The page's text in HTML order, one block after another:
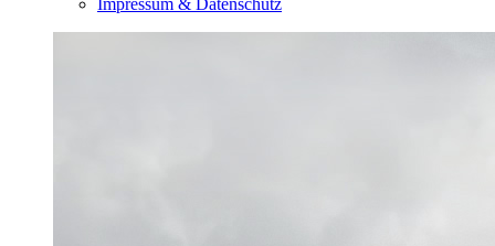
Impressum & Datenschutz